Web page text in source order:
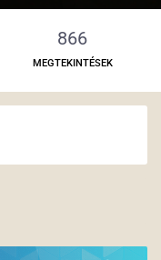
866
MEGTEKINTÉSEK